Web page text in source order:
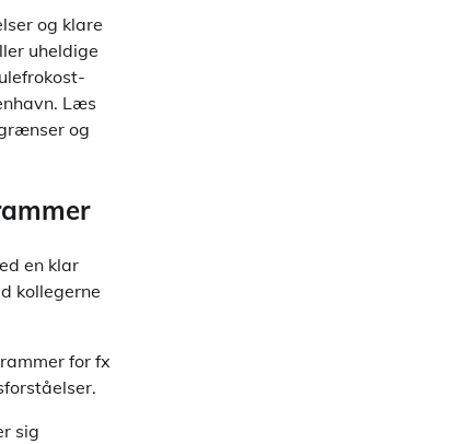
og klare
uheldige
Læs
og
en klar
kollegerne
for fx
sig